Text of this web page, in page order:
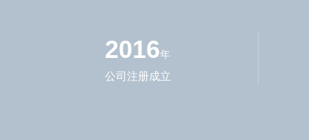
2016年
公司注册成立